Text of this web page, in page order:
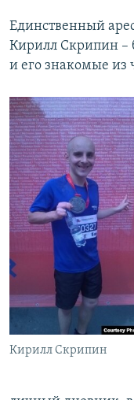
Единственный
Кирилл Скрипин –
и его знакомые из
Кирилл Скрипин